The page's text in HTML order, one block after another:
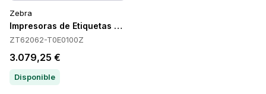
Zebra
Impresoras de Etiquetas Zebra ZT62062-T0E0100Z
ZT62062-T0E0100Z
3.079,25 €
Disponible